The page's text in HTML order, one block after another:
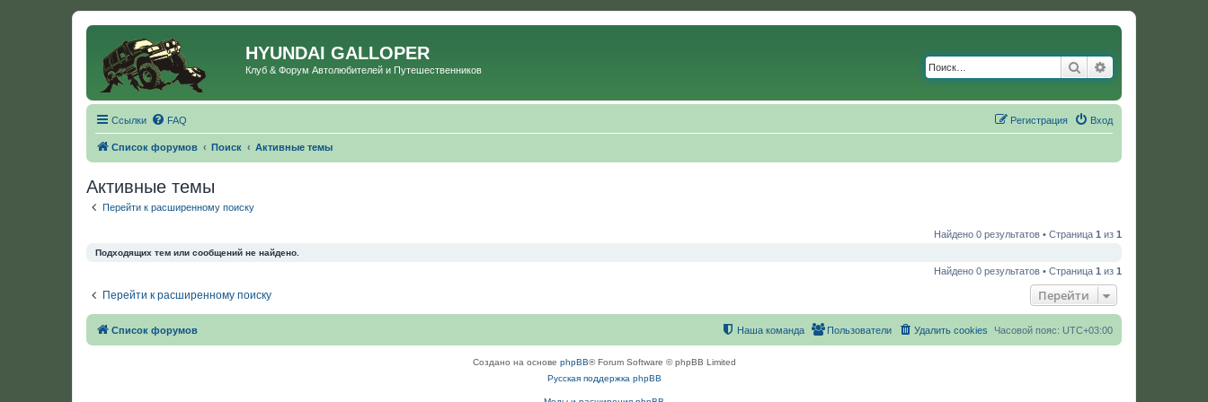
HYUNDAI GALLOPER
Клуб & Форум Автолюбителей и Путешественников Поиск
Ссылки FAQ Вход
Регистрация
Список форумов Поиск Активные темы
Активные темы
Перейти к расширенному поиску
Найдено 0 результатов • Страница 1 из 1
Подходящих тем или сообщений не найдено.
Найдено 0 результатов • Страница 1 из 1
Перейти к расширенному поиску Перейти
Список форумов Часовой пояс: UTC+03:00
Удалить cookies
Пользователи
Наша команда
Создано на основе phpBB® Forum Software © phpBB Limited
Русская поддержка phpBB